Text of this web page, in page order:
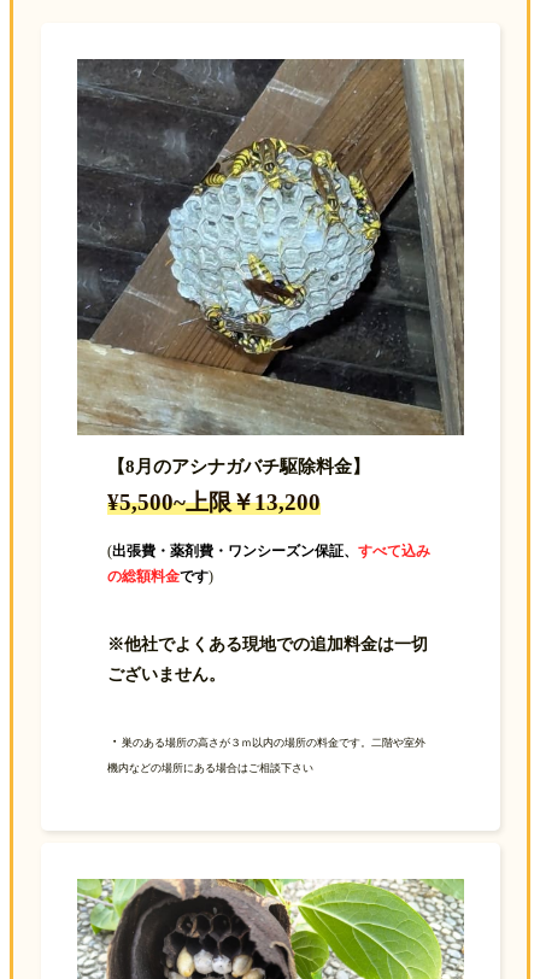
【8月のアシナガバチ駆除料金】
¥5,500~上限￥13,200
(出張費・薬剤費・ワンシーズン保証、すべて込み
の総額料金です)
※他社でよくある現地での追加料金は一切
ございません。
・巣のある場所の高さが３ｍ以内の場所の料金です。二階や室外
機内などの場所にある場合はご相談下さい